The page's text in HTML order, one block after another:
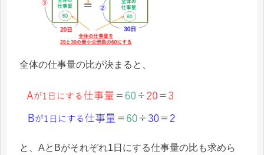
全体の仕事量の比が決まると、
と、AとBがそれぞれ1日にする仕事量の比も求めら